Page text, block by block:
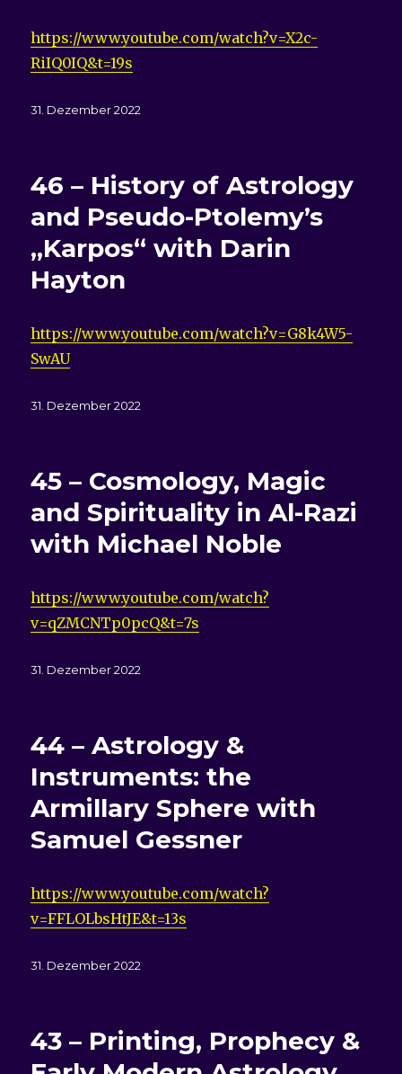
https://www.youtube.com/watch?v=X2c-
RiIQ0IQ&t=19s
Veröffentlicht
31. Dezember 2022
46 – History of Astrology
and Pseudo-Ptolemy’s
„Karpos“ with Darin
Hayton
https://www.youtube.com/watch?v=G8k4W5-
SwAU
Veröffentlicht
31. Dezember 2022
45 – Cosmology, Magic
and Spirituality in Al-Razi
with Michael Noble
https://www.youtube.com/watch?
v=qZMCNTp0pcQ&t=7s
Veröffentlicht
31. Dezember 2022
44 – Astrology &
Instruments: the
Armillary Sphere with
Samuel Gessner
https://www.youtube.com/watch?
v=FFLOLbsHtJE&t=13s
Veröffentlicht
31. Dezember 2022
43 – Printing, Prophecy &